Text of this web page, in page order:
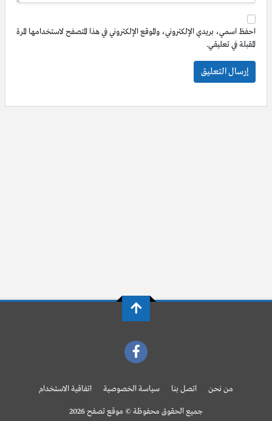
احفظ اسمي، بريدي الإلكتروني، والموقع الإلكتروني في هذا المتصفح لاستخدامها المرة
المقبلة في تعليقي.
من نحن اتصل بنا سياسة الخصوصية اتفاقية الاستخدام
جميع الحقوق محفوظة © موقع تصفح 2026